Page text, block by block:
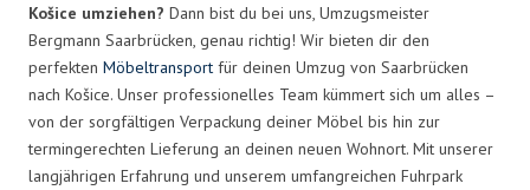
Košice umziehen? Dann bist du bei uns, Umzugsmeister
Bergmann Saarbrücken, genau richtig! Wir bieten dir den
perfekten Möbeltransport für deinen Umzug von Saarbrücken
nach Košice. Unser professionelles Team kümmert sich um alles –
von der sorgfältigen Verpackung deiner Möbel bis hin zur
termingerechten Lieferung an deinen neuen Wohnort. Mit unserer
langjährigen Erfahrung und unserem umfangreichen Fuhrpark